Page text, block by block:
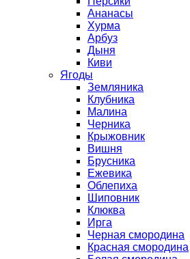
Ананасы
Хурма
Арбуз
Дыня
Киви
Ягоды
Земляника
Клубника
Малина
Черника
Крыжовник
Вишня
Брусника
Ежевика
Облепиха
Шиповник
Клюква
Ирга
Черная смородина
Красная смородина